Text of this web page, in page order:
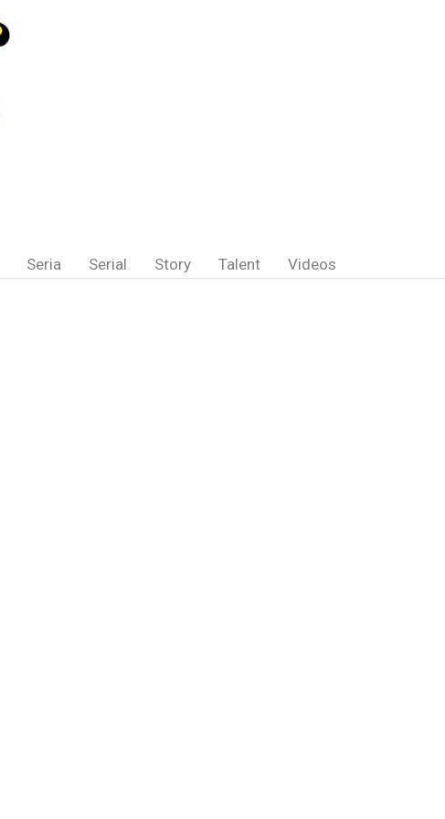
Seria Serial Story Talent Videos